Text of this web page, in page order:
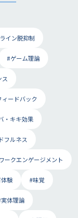
イン脱抑制
#ゲーム理論
ス
ードバック
・キキ効果
フルネス
ークエンゲージメント
験 #味覚
体理論